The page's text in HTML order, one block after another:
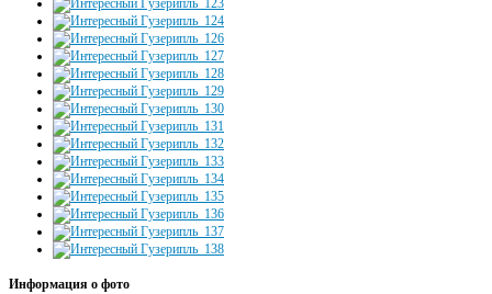
Информация о фото